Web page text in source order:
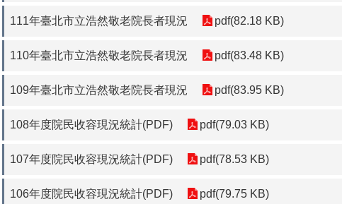
111年臺北市立浩然敬老院長者現況 pdf(82.18 KB)
110年臺北市立浩然敬老院長者現況 pdf(83.48 KB)
109年臺北市立浩然敬老院長者現況 pdf(83.95 KB)
108年度院民收容現況統計(PDF) pdf(79.03 KB)
107年度院民收容現況統計(PDF) pdf(78.53 KB)
106年度院民收容現況統計(PDF) pdf(79.75 KB)